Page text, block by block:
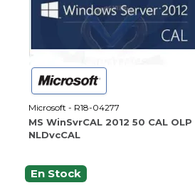
Microsoft - R18-04277
MS WinSvrCAL 2012 50 CAL OLP
NLDvcCAL
En Stock